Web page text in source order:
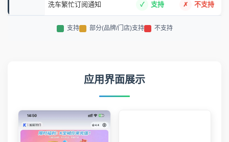
洗车繁忙订阅通知 支持 不支持
支持 部分(品牌/门店)支持 不支持
应用界面展示